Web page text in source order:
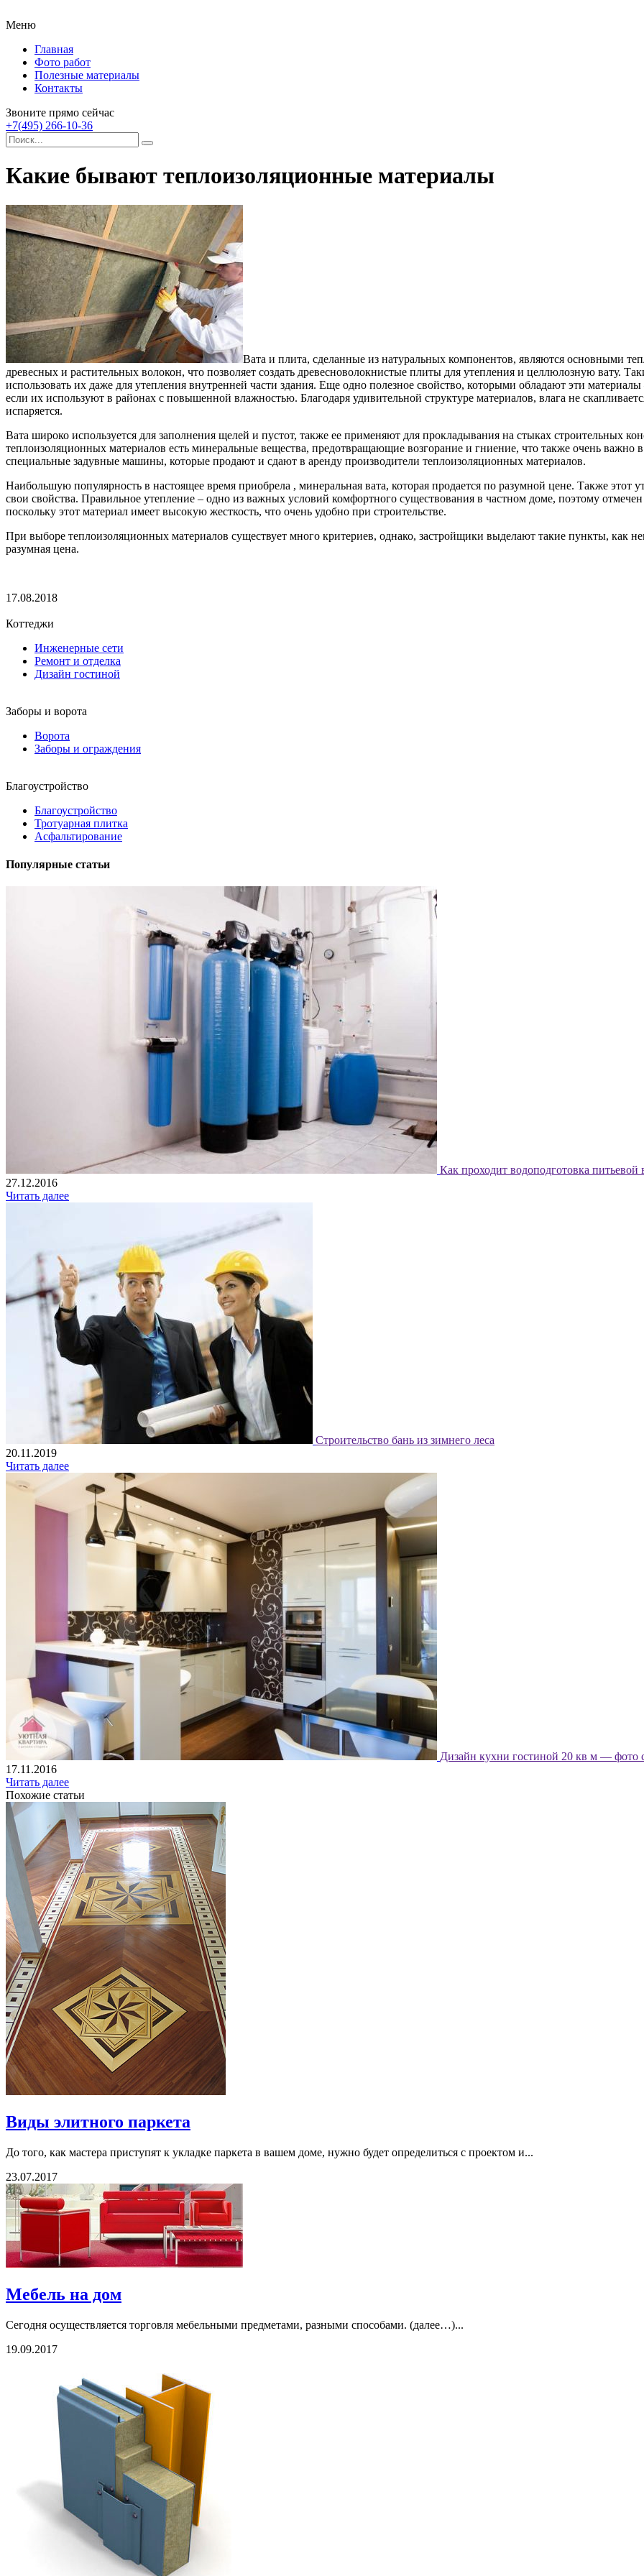
Меню
Главная
Фото работ
Полезные материалы
Контакты
Звоните прямо сейчас
+7(495) 266-10-36
Какие бывают теплоизоляционные материалы
Вата и плита, сделанные из натуральных компонентов, являются основными
древесных и растительных волокон, что позволяет создать древесноволокнистые плиты для утепления и целлюлозную вату.
использовать их даже для утепления внутренней части здания. Еще одно полезное свойство, которыми обладают эти
если их используют в районах с повышенной влажностью. Благодаря удивительной структуре материалов, влага не
испаряется.
Вата широко используется для заполнения щелей и пустот, также ее применяют для прокладывания на стыках строительных
теплоизоляционных материалов есть минеральные вещества, предотвращающие возгорание и гниение, что также очень важно
специальные задувные машины, которые продают и сдают в аренду производители теплоизоляционных материалов.
Наибольшую популярность в настоящее время приобрела , минеральная вата, которая продается по разумной цене. Также этот
свои свойства. Правильное утепление – одно из важных условий комфортного существования в частном доме, поэтому
поскольку этот материал имеет высокую жесткость, что очень удобно при строительстве.
При выборе теплоизоляционных материалов существует много критериев, однако, застройщики выделают такие пункты, как
разумная цена.
17.08.2018
Коттеджи
Инженерные сети
Ремонт и отделка
Дизайн гостиной
Заборы и ворота
Ворота
Заборы и ограждения
Благоустройство
Благоустройство
Тротуарная плитка
Асфальтирование
Популярные статьи
Как проходит водоподготовка питьевой
27.12.2016
Читать далее
Строительство бань из зимнего леса
20.11.2019
Читать далее
Дизайн кухни гостиной 20 кв м — фото
17.11.2016
Читать далее
Похожие статьи
Виды элитного паркета
До того, как мастера приступят к укладке паркета в вашем доме, нужно будет определиться с проектом и...
23.07.2017
Мебель на дом
Сегодня осуществляется торговля мебельными предметами, разными способами. (далее…)...
19.09.2017